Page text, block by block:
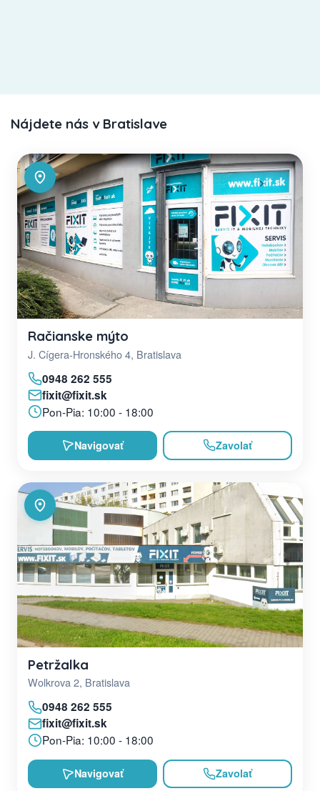
Nájdete nás v Bratislave
Račianske mýto
J. Cígera-Hronského 4, Bratislava
0948 262 555
fixit@fixit.sk
Pon-Pia: 10:00 - 18:00
Navigovať Zavolať
Petržalka
Wolkrova 2, Bratislava
0948 262 555
fixit@fixit.sk
Pon-Pia: 10:00 - 18:00
Navigovať Zavolať